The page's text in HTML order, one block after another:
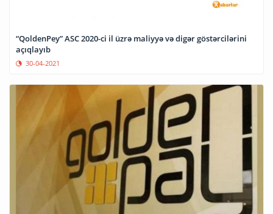
“QoldenPey” ASC 2020-ci il üzrə maliyyə və digər göstərcilərini
açıqlayıb
30-04-2021